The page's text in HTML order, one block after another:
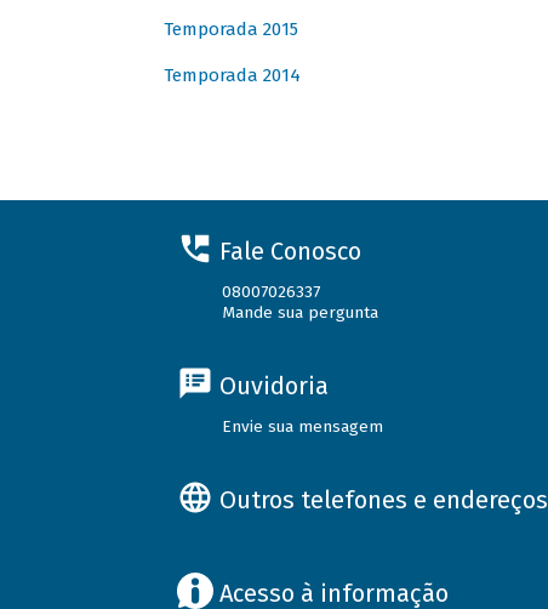
Temporada 2015
Temporada 2014
Fale Conosco
08007026337
Mande sua pergunta
Ouvidoria
Envie sua mensagem
Outros telefones e endereços
Acesso à informação